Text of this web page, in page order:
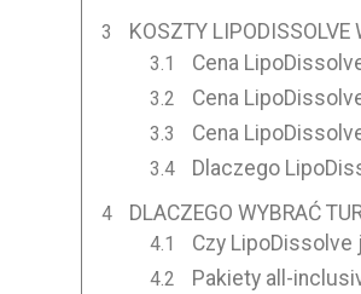
KOSZTY LIPODISSOLVE
Cena
Cena
Cena
Dlaczego
DLACZEGO WYBRAĆ
Czy
Pakiety all-